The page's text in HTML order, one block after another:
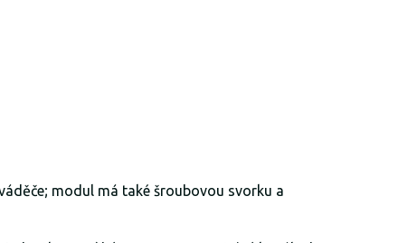
modul má také šroubovou svorku a